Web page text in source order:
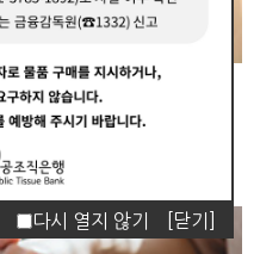
다시 열지 않기 [닫기]